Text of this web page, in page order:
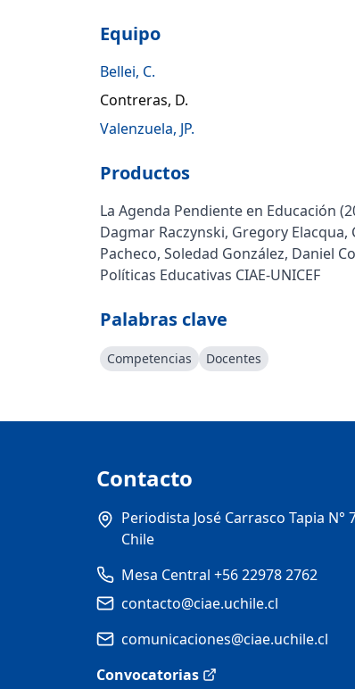
Equipo
Bellei, C.
Contreras, D.
Valenzuela, JP.
Productos
La Agenda Pendiente en Educación
Dagmar Raczynski, Gregory
Pacheco, Soledad González, Daniel
Políticas Educativas CIAE-UNICEF
Palabras clave
Competencias Docentes
Contacto
Periodista José Carrasco Tapia
Chile
Mesa Central +56 22978 2762
contacto@ciae.uchile.cl
comunicaciones@ciae.uchile.cl
Convocatorias